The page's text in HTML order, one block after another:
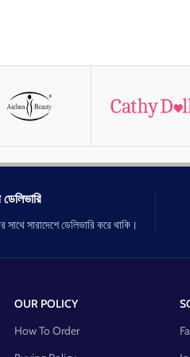
সারাদেশে ডেলিভারি করে থাকি।
OUR POLICY
How To Order